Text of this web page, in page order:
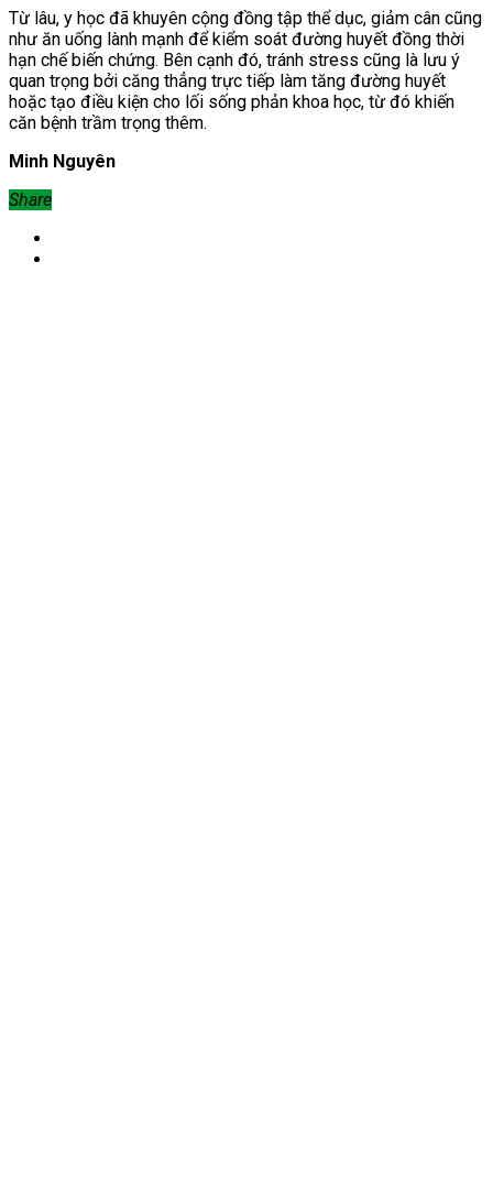
Từ lâu, y học đã khuyên cộng đồng tập thể dục, giảm cân cũng
như ăn uống lành mạnh để kiểm soát đường huyết đồng thời
hạn chế biến chứng. Bên cạnh đó, tránh stress cũng là lưu ý
quan trọng bởi căng thẳng trực tiếp làm tăng đường huyết
hoặc tạo điều kiện cho lối sống phản khoa học, từ đó khiến
căn bệnh trầm trọng thêm.
Minh Nguyên
Share